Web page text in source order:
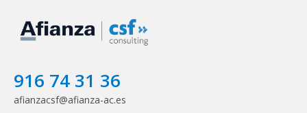
916 74 31 36
afianzacsf@afianza-ac.es